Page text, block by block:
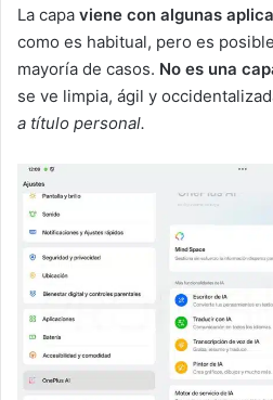
La capa viene con algunas
como es habitual, pero es
mayoría de casos. No es una
se ve limpia, ágil y
a título personal.